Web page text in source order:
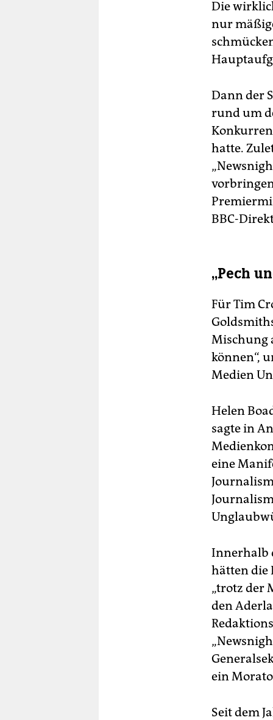
Die
nur
Dann der
rund um
hatte.
BBC-
„Pech
Für Tim
Mischung
können“,
Medien
Helen
sagte in
eine
Innerhalb
hätten die
„trotz der
den
ein
Seit dem